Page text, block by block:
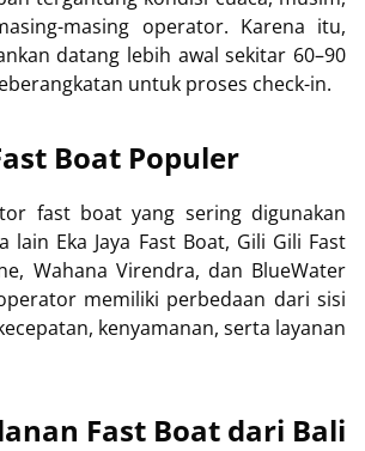
masing operator. Karena itu,
datang lebih awal sekitar 60–90
untuk proses check-in.
Boat Populer
fast boat yang sering digunakan
lain Eka Jaya Fast Boat, Gili Gili Fast
Wahana Virendra, dan BlueWater
memiliki perbedaan dari sisi
kenyamanan, serta layanan
Fast Boat dari Bali